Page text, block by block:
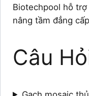
Biotechpool hỗ
nâng tầm đẳng
Câu